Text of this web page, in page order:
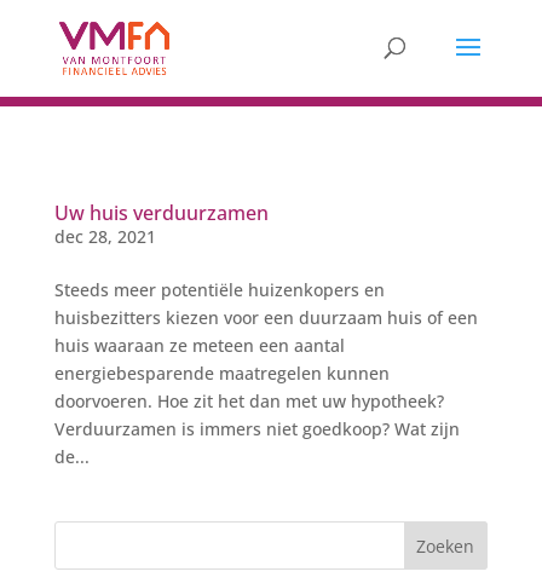
Uw huis verduurzamen
dec 28, 2021
Steeds meer potentiële huizenkopers en
huisbezitters kiezen voor een duurzaam huis of een
huis waaraan ze meteen een aantal
energiebesparende maatregelen kunnen
doorvoeren. Hoe zit het dan met uw hypotheek?
Verduurzamen is immers niet goedkoop? Wat zijn
de...